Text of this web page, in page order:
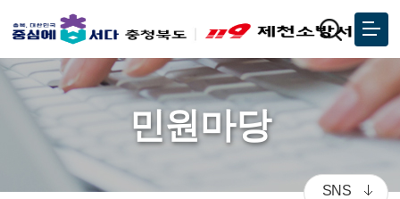
민원마당
SNS